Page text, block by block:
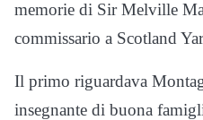
memorie di Sir Melville
commissario a Scotland
Il primo riguardava
insegnante di buona